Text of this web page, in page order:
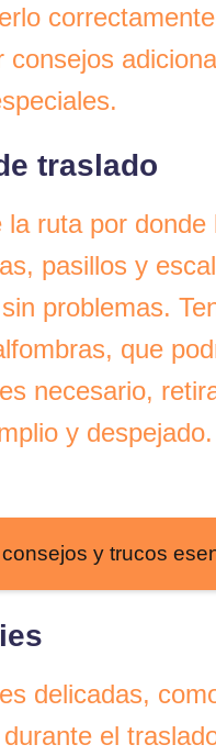
traslado
ruta por
pasillos y
problemas.
que
necesario,
y despejado.
y trucos
delicadas,
el